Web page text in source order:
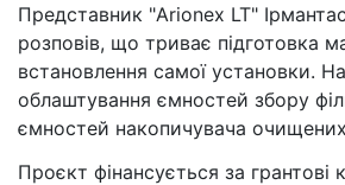
Представник "Arionex LT"
розповів, що триває підготовка
встановлення самої установки.
облаштування ємностей збору
ємностей накопичувача
Проєкт фінансується за грантові